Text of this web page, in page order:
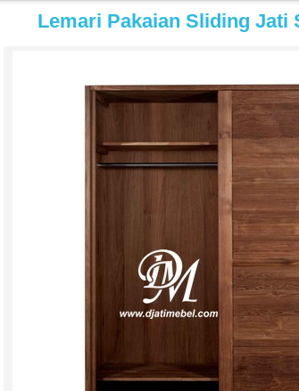
Lemari Pakaian Sliding Jati